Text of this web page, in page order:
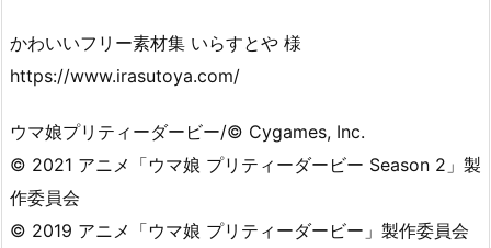
かわいいフリー素材集 いらすとや 様
https://www.irasutoya.com/
ウマ娘プリティーダービー/© Cygames, Inc.
© 2021 アニメ「ウマ娘 プリティーダービー Season 2」製
作委員会
© 2019 アニメ「ウマ娘 プリティーダービー」製作委員会